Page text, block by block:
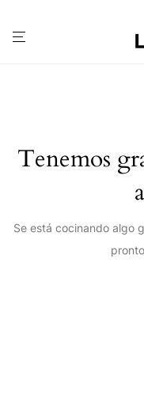
Tenemos
Se está cocinando algo